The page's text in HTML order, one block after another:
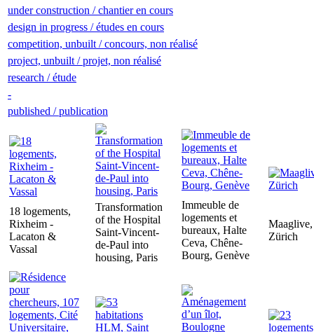
under construction / chantier en cours
design in progress / études en cours
competition, unbuilt / concours, non réalisé
project, unbuilt / projet, non réalisé
research / étude
-
published / publication
18 logements,
Rixheim -
Lacaton &
Vassal
Transformation
of the Hospital
Saint-Vincent-
de-Paul into
housing, Paris
Immeuble de
logements et
bureaux, Halte
Ceva, Chêne-
Bourg, Genève
Maaglive,
Zürich